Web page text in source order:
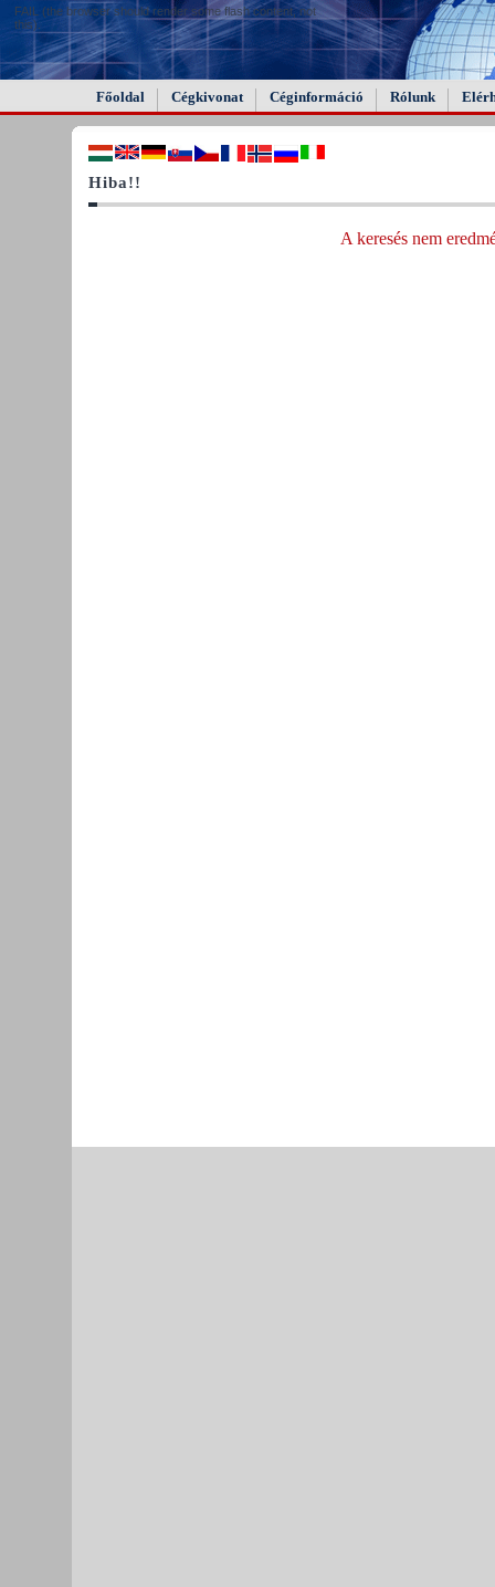
FAIL (the browser should render some flash content, not
this).
Főoldal Cégkivonat Céginformáció Rólunk
Hiba!!
A keresés nem